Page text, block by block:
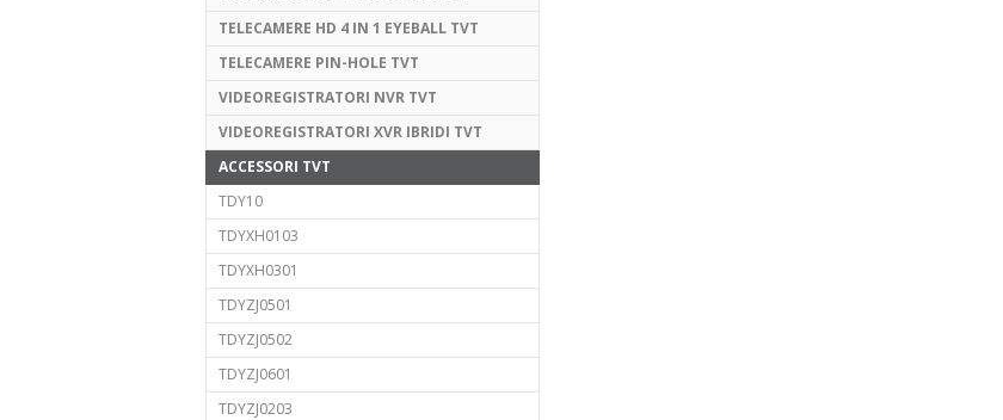
TELECAMERE HD 4 IN 1 EYEBALL TVT
TELECAMERE PIN-HOLE TVT
VIDEOREGISTRATORI NVR TVT
VIDEOREGISTRATORI XVR IBRIDI TVT
ACCESSORI TVT
TDY10
TDYXH0103
TDYXH0301
TDYZJ0501
TDYZJ0502
TDYZJ0601
TDYZJ0203